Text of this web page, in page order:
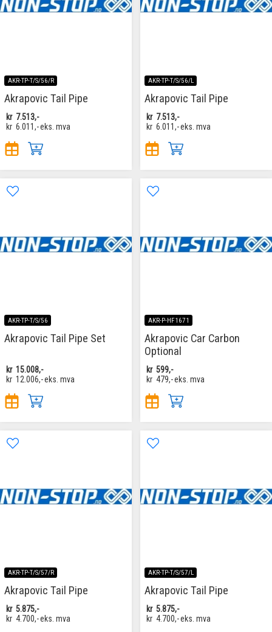
AKR-TP-T/S/56/R
Akrapovic Tail Pipe
kr 7.513,-
kr 6.011,-eks. mva
AKR-TP-T/S/56/L
Akrapovic Tail Pipe
kr 7.513,-
kr 6.011,-eks. mva
AKR-TP-T/S/56
Akrapovic Tail Pipe Set
kr 15.008,-
kr 12.006,-eks. mva
AKR-P-HF1671
Akrapovic Car Carbon
Optional
kr 599,-
kr 479,-eks. mva
AKR-TP-T/S/57/R
Akrapovic Tail Pipe
kr 5.875,-
kr 4.700,-eks. mva
AKR-TP-T/S/57/L
Akrapovic Tail Pipe
kr 5.875,-
kr 4.700,-eks. mva